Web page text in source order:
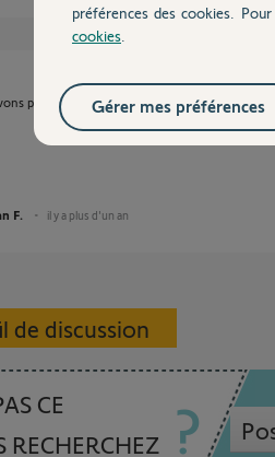
pas de communication.
F. il y a plus d'un an
de discussion
CE
RECHERCHEZ
préférences des cookies.
cookies
Gérer mes préférences